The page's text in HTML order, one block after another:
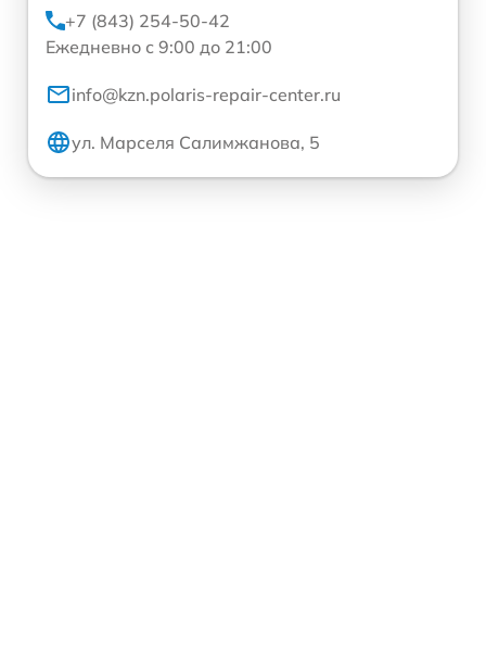
+7 (843) 254-50-42
Ежедневно с 9:00 до 21:00
info@kzn.polaris-repair-center.ru
ул. Марселя Салимжанова, 5